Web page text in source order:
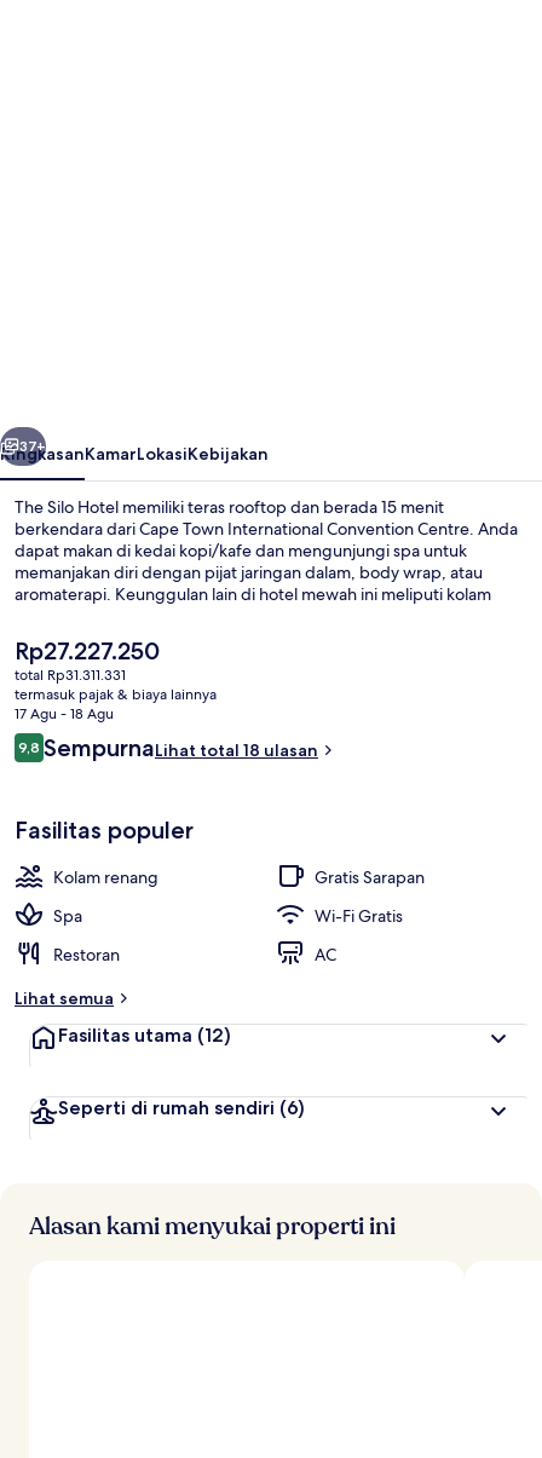
Berikutnya
37+
RingkasanKamarLokasiKebijakan
The Silo Hotel memiliki teras rooftop dan berada 15 menit
berkendara dari Cape Town International Convention Centre. Anda
dapat makan di kedai kopi/kafe dan mengunjungi spa untuk
memanjakan diri dengan pijat jaringan dalam, body wrap, atau
aromaterapi. Keunggulan lain di hotel mewah ini meliputi kolam
Harga
saat
ini
Rp27.227.250
Rp27.227.250
total Rp31.311.331
termasuk pajak & biaya lainnya
17 Agu - 18 Agu
Ulasan
9,89,8 dari 10
SempurnaLihat total 18 ulasan
Fasilitas populer
Kolam renang
Gratis Sarapan
Spa
Wi-Fi Gratis
Restoran
AC
Lihat semua
Fasilitas utama (12)
Seperti di rumah sendiri (6)
Alasan kami menyukai properti ini